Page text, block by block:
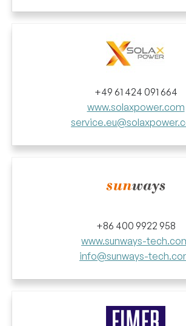
+49 61 424 091 664
www.solaxpower.com
+86 400 9922 958
www.sunways-
info@sunways-